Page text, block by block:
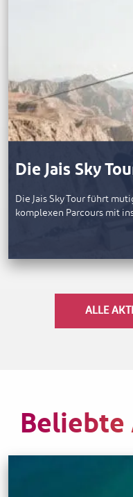
Die Jais Sky
Die Jais Sky Tour führt
komplexen Parcours mit
ALLE